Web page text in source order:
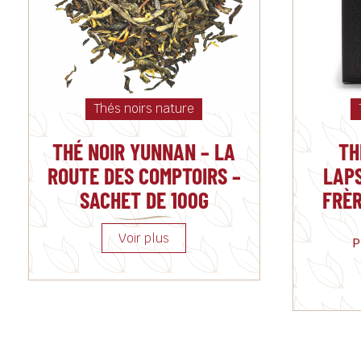
Thés noirs nature
THÉ NOIR YUNNAN – LA
ROUTE DES COMPTOIRS –
SACHET DE 100G